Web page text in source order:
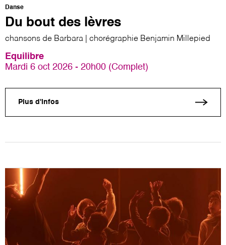
Danse
Du bout des lèvres
chansons de Barbara | chorégraphie Benjamin Millepied
Equilibre
Mardi 6 oct 2026 - 20h00 (Complet)
Plus d'infos